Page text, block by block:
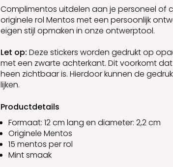
Complimentos uitdelen aan je personeel of
originele rol Mentos met een persoonlijk
eigen stijl opmaken in onze ontwerptool.
Let op: Deze stickers worden gedrukt op
met een zwarte achterkant. Dit voorkomt
heen zichtbaar is. Hierdoor kunnen de
lijken.
Productdetails
Formaat: 12 cm lang en diameter: 2,2 cm
Originele Mentos
15 mentos per rol
Mint smaak